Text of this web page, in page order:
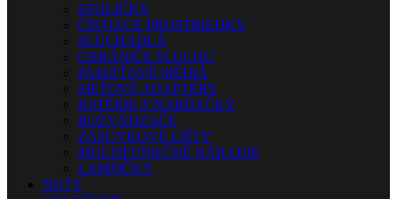
STOLIČKY
ČISTIACE PROSTRIEDKY
SLÚCHADLÁ
CHRÁNIČE SLUCHU
PAMÄŤOVÉ MÉDIÁ
SIEŤOVÉ ADAPTÉRY
BATÉRIE A NABÍJAČKY
ROZVÁDZAČE
ZÁSUVKOVÉ LIŠTY
MULTIFUNKČNÉ NÁRADIE
LAMPIČKY
NOTY